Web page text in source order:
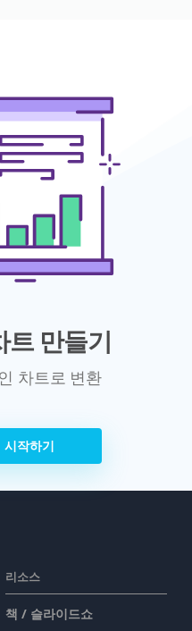
트 만들기
차트로 변환
작하기
리소스
책 / 슬라이드쇼